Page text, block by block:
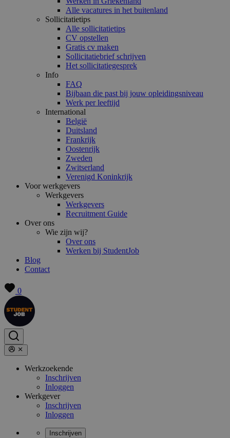
Alle vacatures in het buitenland
Sollicitatietips
Alle sollicitatietips
CV opstellen
Gratis cv maken
Sollicitatiebrief schrijven
Het sollicitatiegesprek
Info
FAQ
Bijbaan die past bij jouw opleidingsniveau
Werk per leeftijd
International
België
Duitsland
Frankrijk
Oostenrijk
Zweden
Zwitserland
Verenigd Koninkrijk
Voor werkgevers
Werkgevers
Werkgevers
Recruitment Guide
Over ons
Wie zijn wij?
Over ons
Werken bij StudentJob
Blog
Contact
0
Werkzoekende
Inschrijven
Inloggen
Werkgever
Inschrijven
Inloggen
Inschrijven